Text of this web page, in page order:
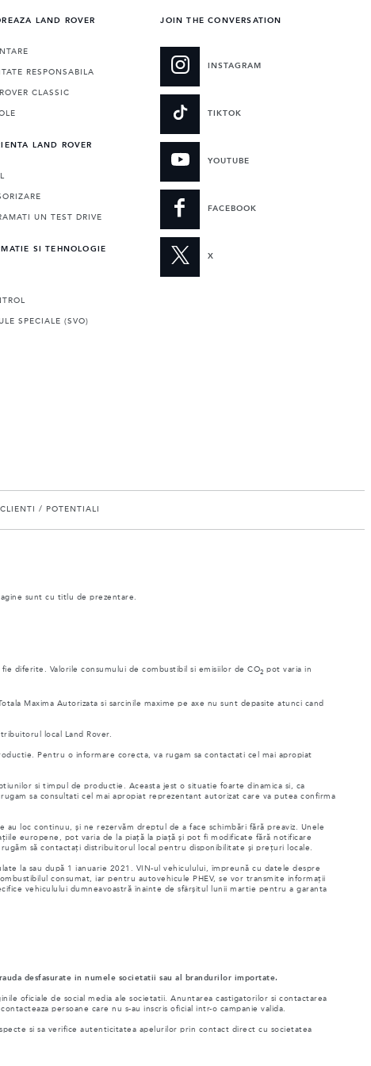
LAND ROVER
RESPONSABILA
CLASSIC
LAND ROVER
UN TEST DRIVE
SI TEHNOLOGIE
SPECIALE (SVO)
JOIN THE CONVERSATION
INSTAGRAM
TIKTOK
YOUTUBE
FACEBOOK
X
/ POTENTIALI
sunt cu titlu de prezentare.
diferite. Valorile consumului de combustibil si emisiilor de CO2 pot varia in
Maxima Autorizata si sarcinile maxime pe axe nu sunt depasite atunci cand
local Land Rover.
Pentru o informare corecta, va rugam sa contactati cel mai apropiat
si timpul de productie. Aceasta jest o situatie foarte dinamica si, ca
sa consultati cel mai apropiat reprezentant autorizat care va putea confirma
loc continuu, și ne rezervăm dreptul de a face schimbări fără preaviz. Unele
europene, pot varia de la piață la piață și pot fi modificate fără notificare
să contactați distribuitorul local pentru disponibilitate și prețuri locale.
la sau după 1 ianuarie 2021. VIN-ul vehiculului, împreună cu datele despre
consumat, iar pentru autovehicule PHEV, se vor transmite informații
vehiculului dumneavoastră înainte de sfârșitul lunii martie pentru a garanta
desfasurate in numele societatii sau al brandurilor importate.
oficiale de social media ale societatii. Anuntarea castigatorilor si contactarea
persoane care nu s-au inscris oficial intr-o campanie valida.
si sa verifice autenticitatea apelurilor prin contact direct cu societatea